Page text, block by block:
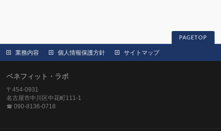
PAGETOP
業務内容 個人情報保護方針 サイトマップ
ベネフィット・ラボ
〒454-0931
名古屋市中川区中花町111-1
☎ 090-8136-0718